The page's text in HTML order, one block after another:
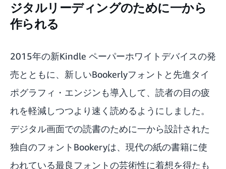
ジタルリーディングのために一から
作られる
2015年の新Kindle ペーパーホワイトデバイスの発
売とともに、新しいBookerlyフォントと先進タイ
ポグラフィ・エンジンも導入して、読者の目の疲
れを軽減しつつより速く読めるようにしました。
デジタル画面での読書のために一から設計された
独自のフォントBookeryは、現代の紙の書籍に使
われている最良フォントの芸術性に着想を得たも